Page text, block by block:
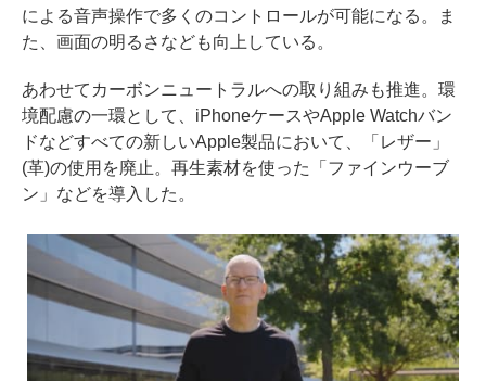
による音声操作で多くのコントロールが可能になる。ま
た、画面の明るさなども向上している。
あわせてカーボンニュートラルへの取り組みも推進。環
境配慮の一環として、iPhoneケースやApple Watchバン
ドなどすべての新しいApple製品において、「レザー」
(革)の使用を廃止。再生素材を使った「ファインウーブ
ン」などを導入した。